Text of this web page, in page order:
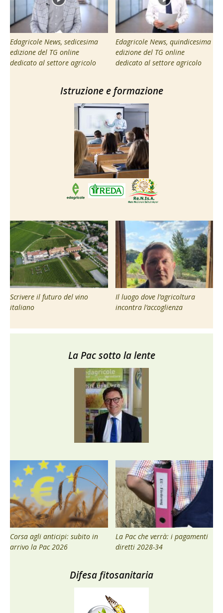
Edagricole News, sedicesima
edizione del TG online
dedicato al settore agricolo
Edagricole News, quindicesima
edizione del TG online
dedicato al settore agricolo
Istruzione e formazione
Scrivere il futuro del vino
italiano
Il luogo dove l’agricoltura
incontra l’accoglienza
La Pac sotto la lente
Corsa agli anticipi: subito in
arrivo la Pac 2026
La Pac che verrà: i pagamenti
diretti 2028-34
Difesa fitosanitaria